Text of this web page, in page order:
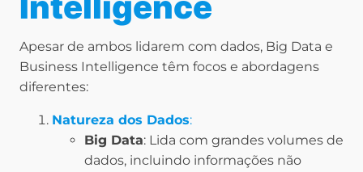
Apesar de ambos lidarem com dados, Big Data e
Business Intelligence têm focos e abordagens
diferentes:
Natureza dos Dados:
Big Data: Lida com grandes volumes de
dados, incluindo informações não